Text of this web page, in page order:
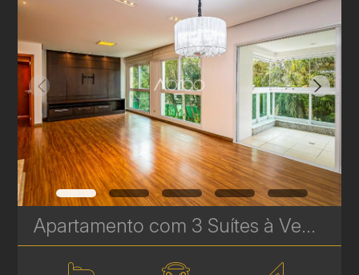
Apartamento com 3 Suítes à Venda no Infinity & Privilege - 174 m² - Ecoville | Ref. 1749